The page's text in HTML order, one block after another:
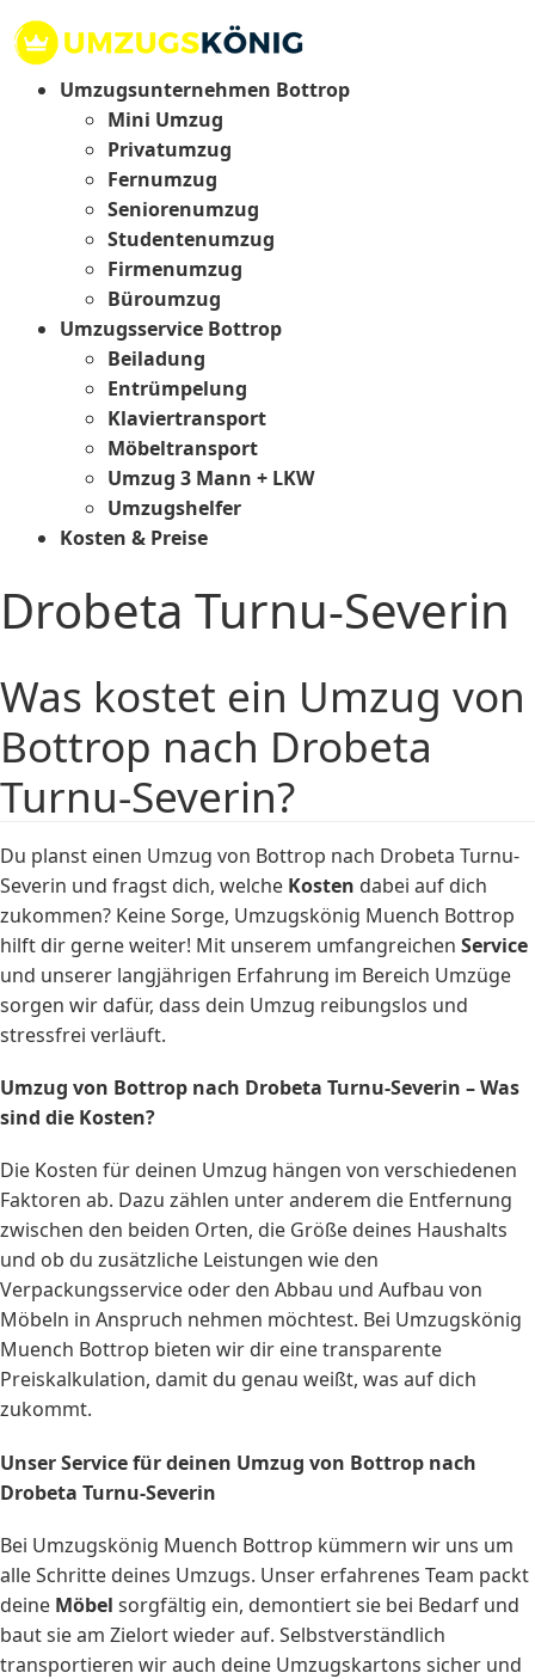
Umzugsunternehmen Bottrop
Mini Umzug
Privatumzug
Fernumzug
Seniorenumzug
Studentenumzug
Firmenumzug
Büroumzug
Umzugsservice Bottrop
Beiladung
Entrümpelung
Klaviertransport
Möbeltransport
Umzug 3 Mann + LKW
Umzugshelfer
Kosten & Preise
Drobeta Turnu-Severin
Was kostet ein Umzug von
Bottrop nach Drobeta
Turnu-Severin?
Du planst einen Umzug von Bottrop nach Drobeta Turnu-
Severin und fragst dich, welche Kosten dabei auf dich
zukommen? Keine Sorge, Umzugskönig Muench Bottrop
hilft dir gerne weiter! Mit unserem umfangreichen Service
und unserer langjährigen Erfahrung im Bereich Umzüge
sorgen wir dafür, dass dein Umzug reibungslos und
stressfrei verläuft.
Umzug von Bottrop nach Drobeta Turnu-Severin – Was
sind die Kosten?
Die Kosten für deinen Umzug hängen von verschiedenen
Faktoren ab. Dazu zählen unter anderem die Entfernung
zwischen den beiden Orten, die Größe deines Haushalts
und ob du zusätzliche Leistungen wie den
Verpackungsservice oder den Abbau und Aufbau von
Möbeln in Anspruch nehmen möchtest. Bei Umzugskönig
Muench Bottrop bieten wir dir eine transparente
Preiskalkulation, damit du genau weißt, was auf dich
zukommt.
Unser Service für deinen Umzug von Bottrop nach
Drobeta Turnu-Severin
Bei Umzugskönig Muench Bottrop kümmern wir uns um
alle Schritte deines Umzugs. Unser erfahrenes Team packt
deine Möbel sorgfältig ein, demontiert sie bei Bedarf und
baut sie am Zielort wieder auf. Selbstverständlich
transportieren wir auch deine Umzugskartons sicher und